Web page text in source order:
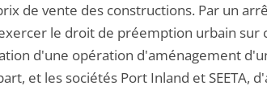
de vente des constructions. Par un
le droit de préemption urbain sur
d'une opération d'aménagement
et les sociétés Port Inland et